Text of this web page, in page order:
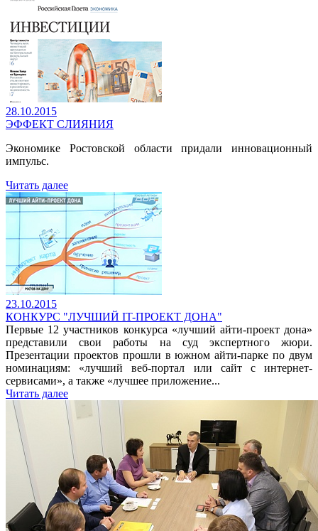
28.10.2015
ЭФФЕКТ СЛИЯНИЯ
Экономике Ростовской области придали инноваци­онный
импульс.
Читать далее
23.10.2015
КОНКУРС "ЛУЧШИЙ IT-ПРОЕКТ ДОНА"
Первые 12 участников конкурса «лучший айти-проект дона»
представили свои работы на суд экспертного жюри.
Презентации проектов прошли в южном айти-парке по двум
номинациям: «лучший веб-портал или сайт с интернет-
сервисами», а также «лучшее приложение...
Читать далее